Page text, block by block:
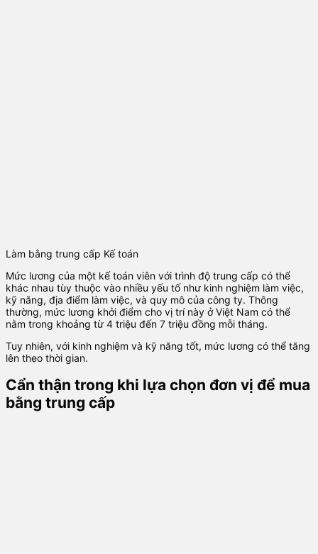
Làm bằng trung cấp Kế toán
Mức lương của một kế toán viên với trình độ trung cấp có thể
khác nhau tùy thuộc vào nhiều yếu tố như kinh nghiệm làm việc,
kỹ năng, địa điểm làm việc, và quy mô của công ty. Thông
thường, mức lương khởi điểm cho vị trí này ở Việt Nam có thể
nằm trong khoảng từ 4 triệu đến 7 triệu đồng mỗi tháng.
Tuy nhiên, với kinh nghiệm và kỹ năng tốt, mức lương có thể tăng
lên theo thời gian.
Cẩn thận trong khi lựa chọn đơn vị để mua
bằng trung cấp